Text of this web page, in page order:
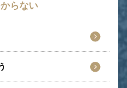
らない